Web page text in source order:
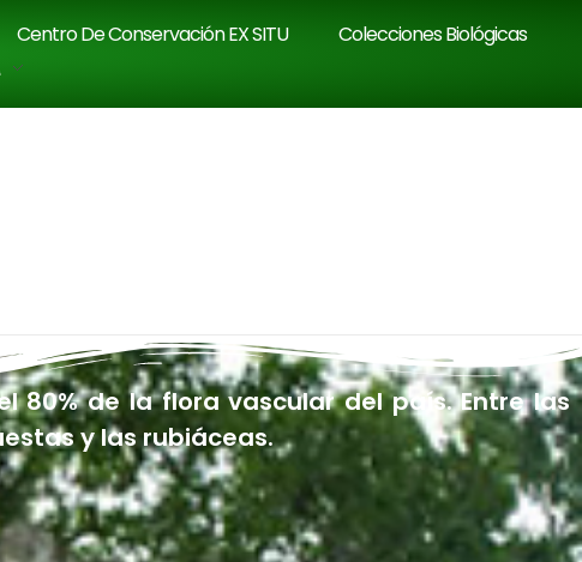
Centro De Conservación EX SITU
Colecciones Biológicas
80% de la flora vascular del país. Entre las
y las rubiáceas.